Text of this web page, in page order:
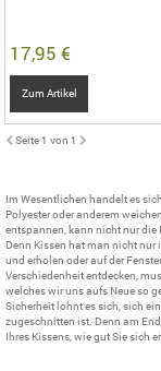
17,95 €
Zum Artikel
Seite 1 von 1
Im Wesentlichen handelt es
Polyester oder anderem
entspannen, kann nicht nur die
Denn Kissen hat man nicht nur
und erholen oder auf der
Verschiedenheit entdecken,
welches wir uns aufs Neue so
Sicherheit lohnt es sich, sich
zugeschnitten ist. Denn am
Ihres Kissens, wie gut Sie sich